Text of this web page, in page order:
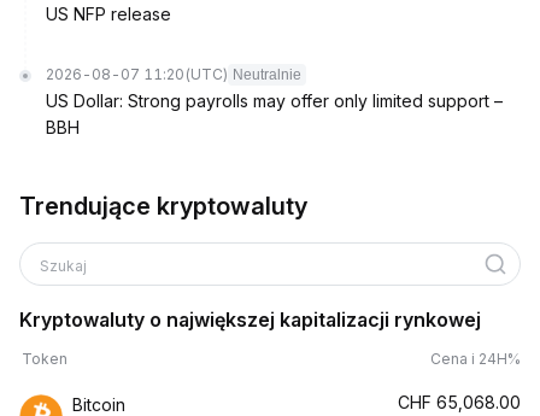
US NFP release
2026-08-07 11:20 (UTC) Neutralnie
US Dollar: Strong payrolls may offer only limited support –
BBH
Trendujące kryptowaluty
Szukaj
Kryptowaluty o największej kapitalizacji rynkowej
Token Cena i 24H%
Bitcoin CHF 65,068.00